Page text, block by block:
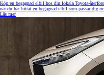
Köp en begagnad elbil hos din lokala Toyota-
när du har hittat en begagnad elbil som passar dig
Läs mer